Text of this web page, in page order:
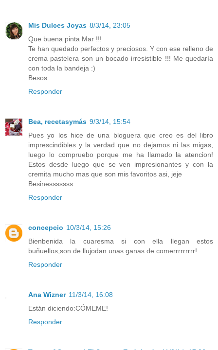
Mis Dulces Joyas 8/3/14, 23:05
Que buena pinta Mar !!!
Te han quedado perfectos y preciosos. Y con ese relleno de
crema pastelera son un bocado irresistible !!! Me quedaría
con toda la bandeja :)
Besos
Responder
Bea, recetasymás 9/3/14, 15:54
Pues yo los hice de una bloguera que creo es del libro
imprescindibles y la verdad que no dejamos ni las migas,
luego lo compruebo porque me ha llamado la atencion!
Estos desde luego que se ven impresionantes y con la
cremita mucho mas que son mis favoritos asi, jeje
Besinesssssss
Responder
concepcio 10/3/14, 15:26
Bienbenida la cuaresma si con ella llegan estos
buñuellos,son de llujodan unas ganas de comerrrrrrrrr!
Responder
Ana Wizner 11/3/14, 16:08
Están diciendo:CÓMEME!
Responder